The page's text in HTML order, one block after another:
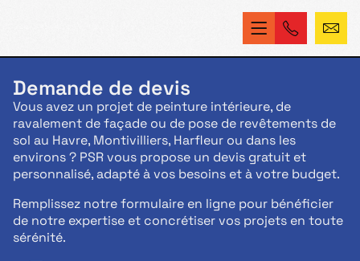
Demande de devis
Vous avez un projet de peinture intérieure, de
ravalement de façade ou de pose de revêtements de
sol au Havre, Montivilliers, Harfleur ou dans les
environs ? PSR vous propose un devis gratuit et
personnalisé, adapté à vos besoins et à votre budget.
Remplissez notre formulaire en ligne pour bénéficier
de notre expertise et concrétiser vos projets en toute
sérénité.